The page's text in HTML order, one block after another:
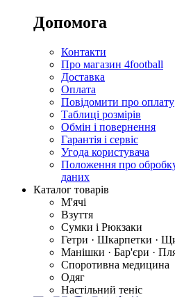
Допомога
Контакти
Про магазин 4football
Доставка
Оплата
Повідомити про оплату
Таблиці розмірів
Обмін і повернення
Гарантія і сервіс
Угода користувача
Положення про
даних
Каталог товарів
М'ячі
Взуття
Сумки і Рюкзаки
Гетри · Шкарпетки ·
Манішки · Бар'єри ·
Споротивна медицина
Одяг
Настільний теніс